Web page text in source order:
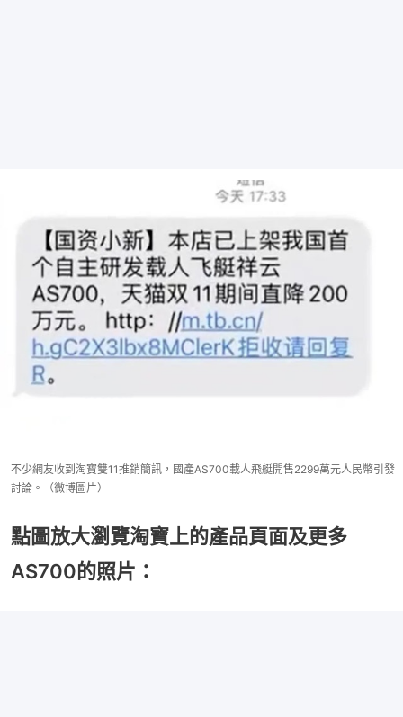
不少網友收到淘寶雙11推銷簡訊，國產AS700載人飛艇開售2299萬元人民幣引發
討論。（微博圖片）
點圖放大瀏覽淘寶上的產品頁面及更多
AS700的照片：